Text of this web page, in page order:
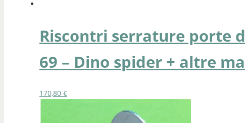
Riscontri serrature porte
69 – Dino spider + altre
170,80 €